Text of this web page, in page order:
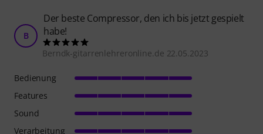
B
Der beste Compressor, den ich bis jetzt gespielt
habe!
Berndk-gitarrenlehreronline.de 22.05.2023
Bedienung
Features
Sound
Verarbeitung